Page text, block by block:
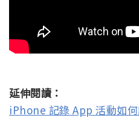
延伸閱讀：
iPhone 記錄 App 活動如